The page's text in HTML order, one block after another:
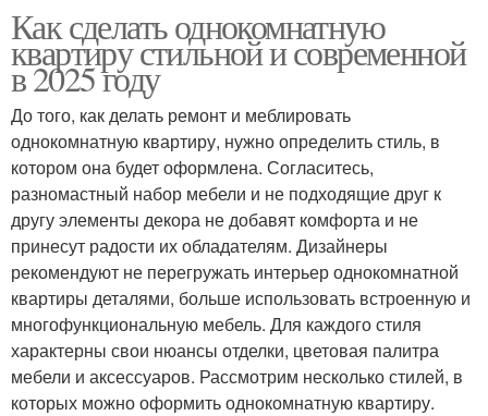
Как сделать однокомнатную
квартиру стильной и современной
в 2025 году
До того, как делать ремонт и меблировать
однокомнатную квартиру, нужно определить стиль, в
котором она будет оформлена. Согласитесь,
разномастный набор мебели и не подходящие друг к
другу элементы декора не добавят комфорта и не
принесут радости их обладателям. Дизайнеры
рекомендуют не перегружать интерьер однокомнатной
квартиры деталями, больше использовать встроенную и
многофункциональную мебель. Для каждого стиля
характерны свои нюансы отделки, цветовая палитра
мебели и аксессуаров. Рассмотрим несколько стилей, в
которых можно оформить однокомнатную квартиру.